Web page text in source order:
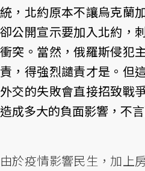
統，北約原本不讓烏克蘭
卻公開宣示要加入北約，
衝突。當然，俄羅斯侵犯
責，得強烈譴責才是。但
外交的失敗會直接招致戰
造成多大的負面影響，不言
由於疫情影響民生，加上